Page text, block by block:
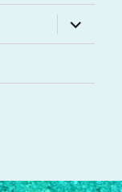
submenu